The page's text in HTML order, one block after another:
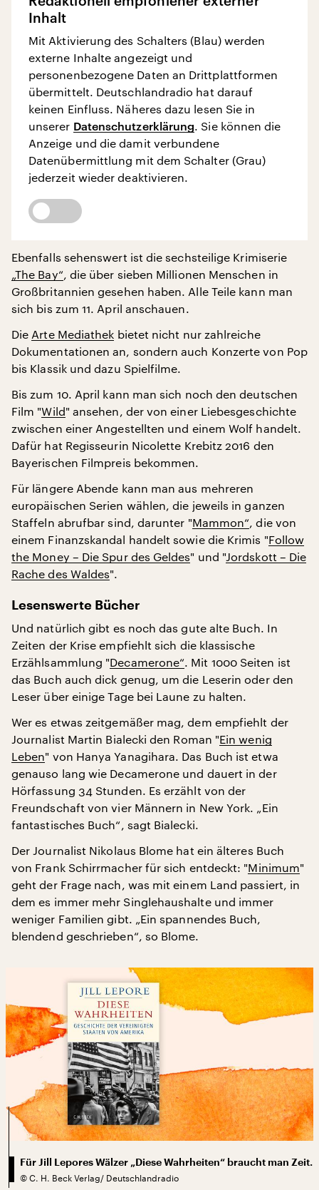
Inhalt
Mit Aktivierung des Schalters (Blau) werden
externe Inhalte angezeigt und
personenbezogene Daten an Drittplattformen
übermittelt. Deutschlandradio hat darauf
keinen Einfluss. Näheres dazu lesen Sie in
unserer Datenschutzerklärung. Sie können die
Anzeige und die damit verbundene
Datenübermittlung mit dem Schalter (Grau)
jederzeit wieder deaktivieren.
Ebenfalls sehenswert ist die sechsteilige Krimiserie
„The Bay“, die über sieben Millionen Menschen in
Großbritannien gesehen haben. Alle Teile kann man
sich bis zum 11. April anschauen.
Die Arte Mediathek bietet nicht nur zahlreiche
Dokumentationen an, sondern auch Konzerte von Pop
bis Klassik und dazu Spielfilme.
Bis zum 10. April kann man sich noch den deutschen
Film "Wild" ansehen, der von einer Liebesgeschichte
zwischen einer Angestellten und einem Wolf handelt.
Dafür hat Regisseurin Nicolette Krebitz 2016 den
Bayerischen Filmpreis bekommen.
Für längere Abende kann man aus mehreren
europäischen Serien wählen, die jeweils in ganzen
Staffeln abrufbar sind, darunter "Mammon“, die von
einem Finanzskandal handelt sowie die Krimis "Follow
the Money – Die Spur des Geldes" und "Jordskott – Die
Rache des Waldes".
Lesenswerte Bücher
Und natürlich gibt es noch das gute alte Buch. In
Zeiten der Krise empfiehlt sich die klassische
Erzählsammlung "Decamerone“. Mit 1000 Seiten ist
das Buch auch dick genug, um die Leserin oder den
Leser über einige Tage bei Laune zu halten.
Wer es etwas zeitgemäßer mag, dem empfiehlt der
Journalist Martin Bialecki den Roman "Ein wenig
Leben" von Hanya Yanagihara. Das Buch ist etwa
genauso lang wie Decamerone und dauert in der
Hörfassung 34 Stunden. Es erzählt von der
Freundschaft von vier Männern in New York. „Ein
fantastisches Buch“, sagt Bialecki.
Der Journalist Nikolaus Blome hat ein älteres Buch
von Frank Schirrmacher für sich entdeckt: "Minimum"
geht der Frage nach, was mit einem Land passiert, in
dem es immer mehr Singlehaushalte und immer
weniger Familien gibt. „Ein spannendes Buch,
blendend geschrieben“, so Blome.
Für Jill Lepores Wälzer „Diese Wahrheiten“ braucht man Zeit.
© C. H. Beck Verlag/ Deutschlandradio